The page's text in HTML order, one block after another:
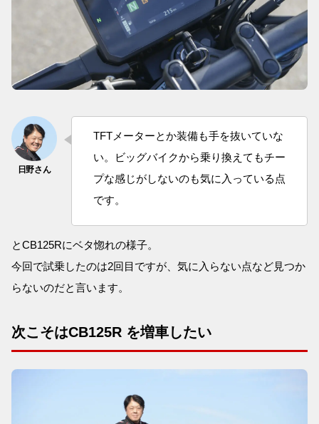
TFTメーターとか装備も手を抜いていな
い。ビッグバイクから乗り換えてもチー
プな感じがしないのも気に入っている点
です。
とCB125Rにベタ惚れの様子。
今回で試乗したのは2回目ですが、気に入らない点など見つか
らないのだと言います。
次こそはCB125R を増車したい